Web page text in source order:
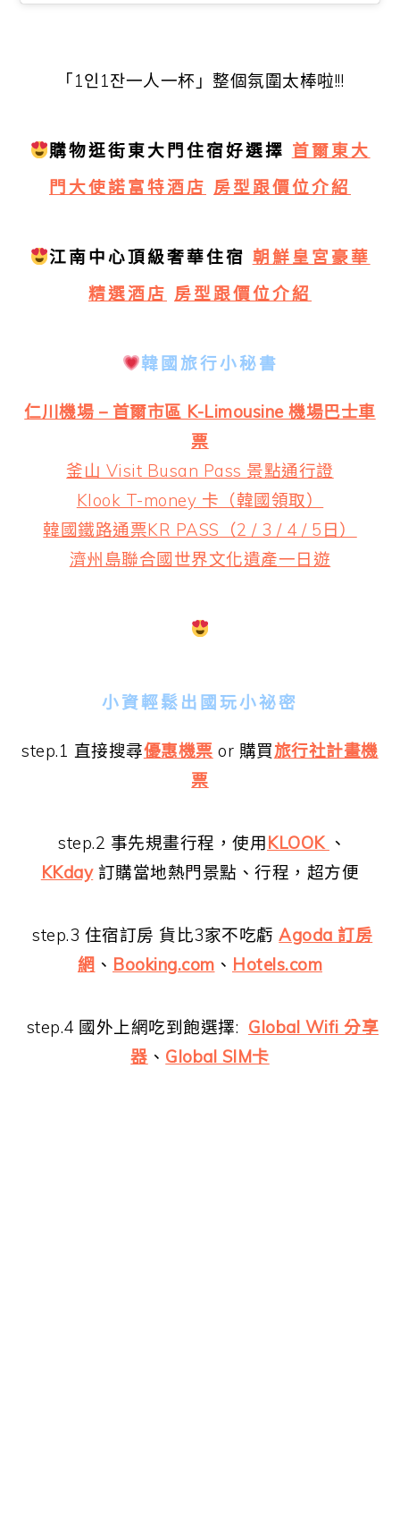
「1인1잔一人一杯」整個氛圍太棒啦!!!
購物逛街東大門住宿好選擇 首爾東大
門大使諾富特酒店 房型跟價位介紹
江南中心頂級奢華住宿 朝鮮皇宮豪華
精選酒店 房型跟價位介紹
韓國旅行小秘書
仁川機場 – 首爾市區 K-Limousine 機場巴士車
票
釜山 Visit Busan Pass 景點通行證
Klook T-money 卡（韓國領取）
韓國鐵路通票KR PASS（2 / 3 / 4 / 5日）
濟州島聯合國世界文化遺產一日遊
小資輕鬆出國玩小祕密
step.1 直接搜尋優惠機票 or 購買旅行社計畫機
票
step.2 事先規畫行程，使用KLOOK 、
KKday 訂購當地熱門景點、行程，超方便
step.3 住宿訂房 貨比3家不吃虧Agoda 訂房
網 、 Booking.com 、 Hotels.com
step.4 國外上網吃到飽選擇: Global Wifi 分享
器 、 Global SIM卡